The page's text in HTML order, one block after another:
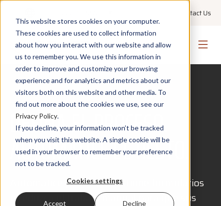
This website stores cookies on your computer.
These cookies are used to collect information
about how you interact with our website and allow
us to remember you. We use this information in
order to improve and customize your browsing
experience and for analytics and metrics about our
visitors both on this website and other media. To
find out more about the cookies we use, see our
Privacy Policy.
If you decline, your information won’t be tracked
when you visit this website. A single cookie will be
used in your browser to remember your preference
not to be tracked.
Cookies settings
Accept Decline
Contact Us
EFFICIENCY & AUTOMATION
DEFINA EL PROCESO.
AUTOMATICE EL RESTO.
Automatice procesos, gestione formularios
y reduzca el trabajo manual para que sus